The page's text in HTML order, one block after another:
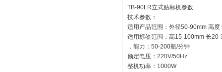
TB-90LR立式贴标机参数
技术参数：
适用产品范围：外径50-90mm 高
适用标签范围：高15-100mm 长
，能力：50-200瓶/分钟
额定电压：220V/50Hz
整机功率：1000W